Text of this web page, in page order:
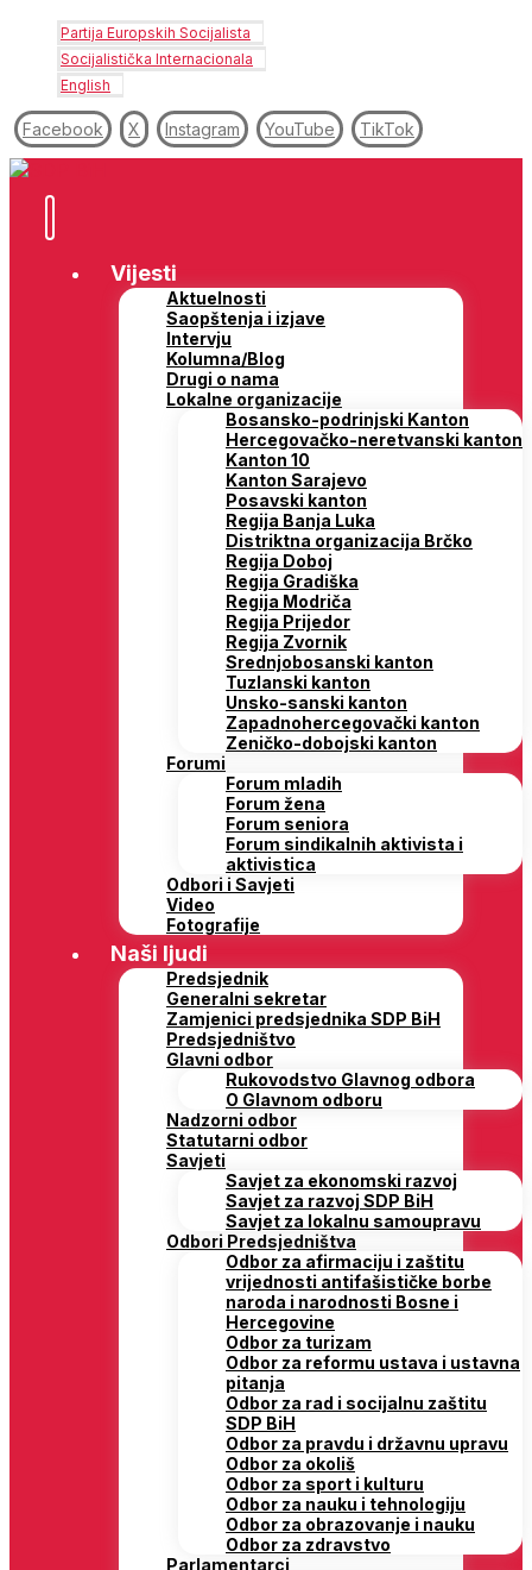
Partija Europskih Socijalista
Socijalistička Internacionala
English
Facebook X Instagram YouTube TikTok
Vijesti
Aktuelnosti
Saopštenja i izjave
Intervju
Kolumna/Blog
Drugi o nama
Lokalne organizacije
Bosansko-podrinjski Kanton
Hercegovačko-neretvanski kanton
Kanton 10
Kanton Sarajevo
Posavski kanton
Regija Banja Luka
Distriktna organizacija Brčko
Regija Doboj
Regija Gradiška
Regija Modriča
Regija Prijedor
Regija Zvornik
Srednjobosanski kanton
Tuzlanski kanton
Unsko-sanski kanton
Zapadnohercegovački kanton
Zeničko-dobojski kanton
Forumi
Forum mladih
Forum žena
Forum seniora
Forum sindikalnih aktivista i
aktivistica
Odbori i Savjeti
Video
Fotografije
Naši ljudi
Predsjednik
Generalni sekretar
Zamjenici predsjednika SDP BiH
Predsjedništvo
Glavni odbor
Rukovodstvo Glavnog odbora
O Glavnom odboru
Nadzorni odbor
Statutarni odbor
Savjeti
Savjet za ekonomski razvoj
Savjet za razvoj SDP BiH
Savjet za lokalnu samoupravu
Odbori Predsjedništva
Odbor za afirmaciju i zaštitu
vrijednosti antifašističke borbe
naroda i narodnosti Bosne i
Hercegovine
Odbor za turizam
Odbor za reformu ustava i ustavna
pitanja
Odbor za rad i socijalnu zaštitu
SDP BiH
Odbor za pravdu i državnu upravu
Odbor za okoliš
Odbor za sport i kulturu
Odbor za nauku i tehnologiju
Odbor za obrazovanje i nauku
Odbor za zdravstvo
Parlamentarci